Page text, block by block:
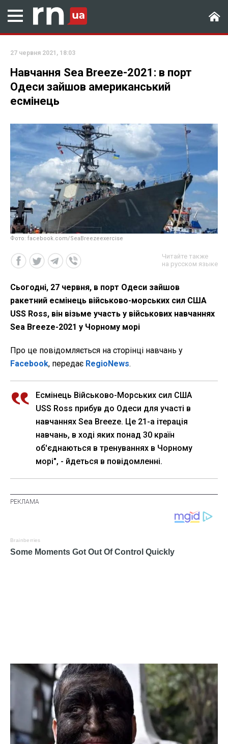
27 червня 2021, 18:03
Навчання Sea Breeze-2021: в порт
Одеси зайшов американський
есмінець
Фото: facebook.com/SeaBreezeexercise
Читайте также
на русском языке
Сьогодні, 27 червня, в порт Одеси зайшов
ракетний есмінець військово-морських сил США
USS Ross, він візьме участь у військових навчаннях
Sea Breeze-2021 у Чорному морі
Про це повідомляється на сторінці навчань у
Facebook, передає RegioNews.
Есмінець Військово-Морських сил США
USS Ross прибув до Одеси для участі в
навчаннях Sea Breeze. Це 21-а ітерація
навчань, в ході яких понад 30 країн
об'єднаються в тренуваннях в Чорному
морі", - йдеться в повідомленні.